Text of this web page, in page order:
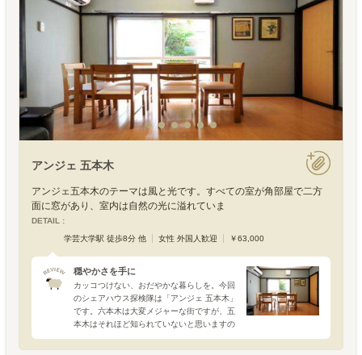
アンジェ 五本木
アンジェ五本木のテーマは風と光です。すべての室が角部屋で二方
面に窓があり、室内は自然の光に溢れていま
DETAIL :
学芸大学駅 徒歩8分 他
女性 外国人歓迎 ￥63,000
穏やかさを手に
カッコつけない、おだやかな暮らしを。今回
のシェアハウス探検隊は「アンジェ 五本木」
です。六本木は大変メジャーな街ですが、五
本木はそれほど知られていないと思いますの
す。最寄駅が祐天寺or学芸大学となる東急東